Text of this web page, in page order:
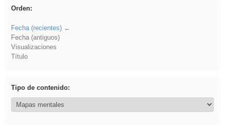
Orden:
Fecha (recientes)
Fecha (antiguos)
Visualizaciones
Título
Tipo de contenido: